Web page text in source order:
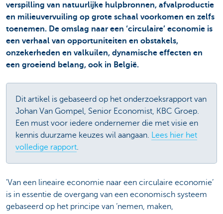
verspilling van natuurlijke hulpbronnen, afvalproductie
en milieuvervuiling op grote schaal voorkomen en zelfs
toenemen. De omslag naar een ‘circulaire’ economie is
een verhaal van opportuniteiten en obstakels,
onzekerheden en valkuilen, dynamische effecten en
een groeiend belang, ook in België.
Dit artikel is gebaseerd op het onderzoeksrapport van
Johan Van Gompel, Senior Economist, KBC Groep.
Een must voor iedere ondernemer die met visie en
kennis duurzame keuzes wil aangaan. Lees hier het
volledige rapport.
'Van een lineaire economie naar een circulaire economie’
is in essentie de overgang van een economisch systeem
gebaseerd op het principe van ‘nemen, maken,